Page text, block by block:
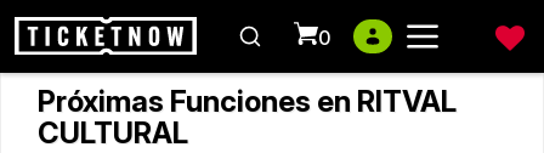
0
Próximas Funciones en RITVAL
CULTURAL